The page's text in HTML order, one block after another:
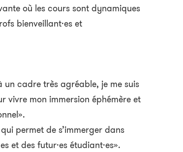
où les cours sont dynamiques
bienveillant·es et
cadre très agréable, je me suis
vivre mon immersion éphémère et
permet de s’immerger dans
et des futur·es étudiant·es».